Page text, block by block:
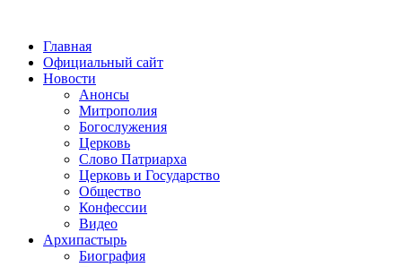
Главная
Официальный сайт
Новости
Анонсы
Митрополия
Богослужения
Церковь
Слово Патриарха
Церковь и Государство
Общество
Конфессии
Видео
Архипастырь
Биография